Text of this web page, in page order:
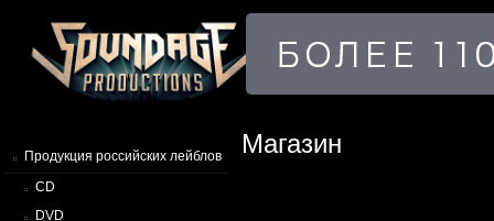
Продукция российских лейблов
CD
DVD
Магазин